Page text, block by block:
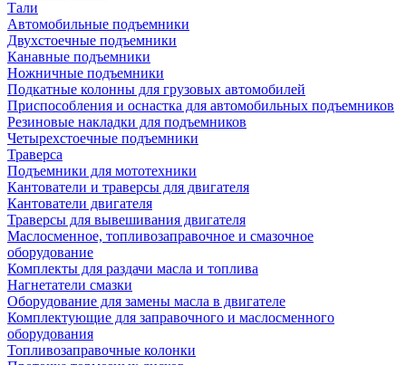
Тали
Автомобильные подъемники
Двухстоечные подъемники
Канавные подъемники
Ножничные подъемники
Подкатные колонны для грузовых автомобилей
Приспособления и оснастка для автомобильных подъемников
Резиновые накладки для подъемников
Четырехстоечные подъемники
Траверса
Подъемники для мототехники
Кантователи и траверсы для двигателя
Кантователи двигателя
Траверсы для вывешивания двигателя
Маслосменное, топливозаправочное и смазочное
оборудование
Комплекты для раздачи масла и топлива
Нагнетатели смазки
Оборудование для замены масла в двигателе
Комплектующие для заправочного и маслосменного
оборудования
Топливозаправочные колонки